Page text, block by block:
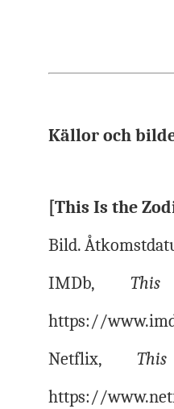
Källor och
[This Is the
Bild.
IMDb,
https://
Netflix,
https://